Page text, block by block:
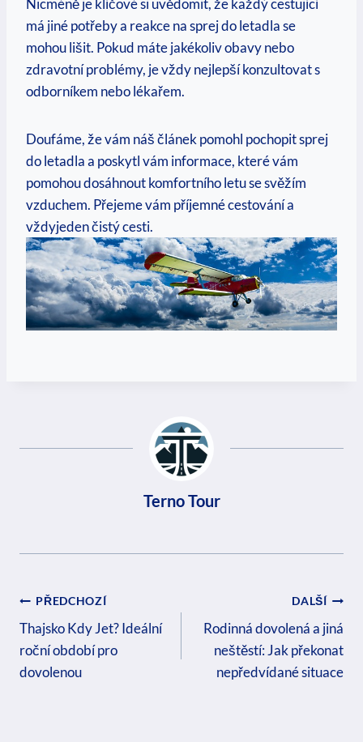
Nicméně je klíčové si uvědomit, že každý cestující
má jiné potřeby a reakce na sprej do letadla se
mohou lišit. Pokud máte jakékoliv obavy nebo
zdravotní problémy, je vždy nejlepší konzultovat s
odborníkem nebo lékařem.
Doufáme, že vám náš článek pomohl pochopit sprej
do letadla a poskytl vám informace, které vám
pomohou dosáhnout komfortního letu se svěžím
vzduchem. Přejeme vám příjemné cestování a
vždyjeden čistý cesti.
Terno Tour
Navigace
Pro
Příspěvek
PŘEDCHOZÍ
Thajsko Kdy Jet? Ideální
roční období pro
dovolenou
DALŠÍ
Rodinná dovolená a jiná
neštěstí: Jak překonat
nepředvídané situace